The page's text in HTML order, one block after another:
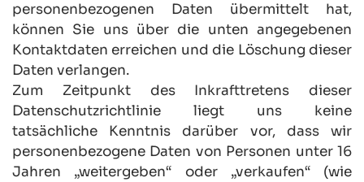
personenbezogenen Daten übermittelt hat,
können Sie uns über die unten angegebenen
Kontaktdaten erreichen und die Löschung dieser
Daten verlangen.
Zum Zeitpunkt des Inkrafttretens dieser
Datenschutzrichtlinie liegt uns keine
tatsächliche Kenntnis darüber vor, dass wir
personenbezogene Daten von Personen unter 16
Jahren „weitergeben“ oder „verkaufen“ (wie